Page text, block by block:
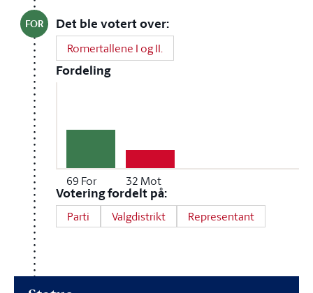
FOR Det ble votert over:
Romertallene I og II.
Fordeling
69 For 32 Mot
Votering fordelt på:
Parti Valgdistrikt Representant